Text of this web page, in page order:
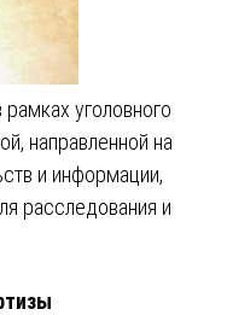
уголовного
направленной на
и информации,
расследования и